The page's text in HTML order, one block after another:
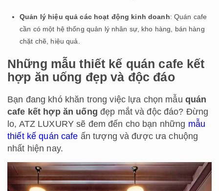
Quản lý hiệu quả các hoạt động kinh doanh: Quán cafe
cần có một hệ thống quản lý nhân sự, kho hàng, bán hàng
chặt chẽ, hiệu quả.
Những mẫu thiết kế quán cafe kết
hợp ăn uống đẹp và độc đáo
Bạn đang khó khăn trong việc lựa chọn mẫu quán
cafe kết hợp ăn uống đẹp mắt và độc đáo? Đừng
lo, ATZ LUXURY sẽ đem đến cho bạn những mẫu
thiết kế quán cafe ấn tượng và được ưa chuộng
nhất hiện nay.